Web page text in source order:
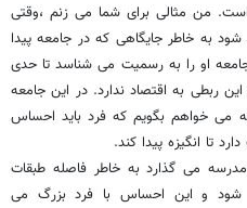
من مثالی برای شما می زنم ،وقتی
به خاطر جایگاهی که در جامعه پیدا
او را به رسمیت می شناسد تا حدی
ربطی به اقتصاد ندارد. در این جامعه
می خواهم بگویم که فرد باید احساس
تا انگیزه پیدا کند.
می گذارد به خاطر فاصله طبقات
شود و این احساس با فرد بزرگ می